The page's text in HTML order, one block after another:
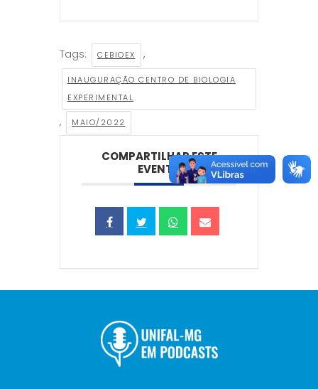
Tags: CEBIOEX ,
INAUGURAÇÃO CENTRO DE BIOLOGIA
EXPERIMENTAL
, MAIO/2022
COMPARTILHAR ESTE
EVENTO